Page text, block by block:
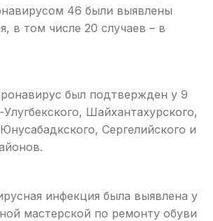
46 были выявлены
в том числе 20 случаев – в
был подтвержден у 9
Шайхантахурского,
Сергелийского и
инфекция была выявлена у
мастерской по ремонту обуви